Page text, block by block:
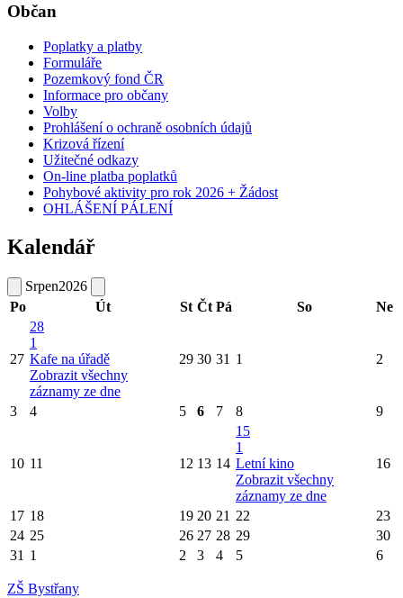
Občan
Poplatky a platby
Formuláře
Pozemkový fond ČR
Informace pro občany
Volby
Prohlášení o ochraně osobních údajů
Krizová řízení
Užitečné odkazy
On-line platba poplatků
Pohybové aktivity pro rok 2026 + Žádost
OHLÁŠENÍ PÁLENÍ
Kalendář
Srpen2026
Po
Út St Čt Pá So Ne
27
28
1
Kafe na úřadě
Zobrazit všechny
záznamy ze dne
29 30 31 1 2
3 4 5 6 7 8 9
10 11 12 13 14
15
1
Letní kino
Zobrazit všechny
záznamy ze dne
16
17 18 19 20 21 22
23
24 25 26 27 28 29
30
31 1 2 3 4 5 6
ZŠ Bystřany